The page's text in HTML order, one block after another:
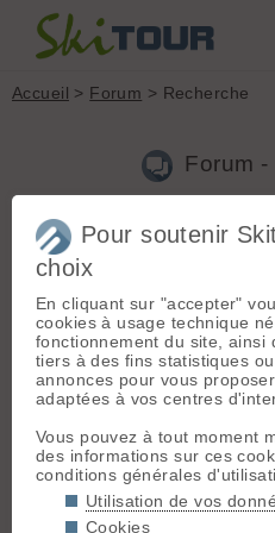
Accueil > Forum > Recherche
Forum
Nouveau sujet|Voir tous les
63 résultats
évolution et avenir des
rando : votre avis (Dawa le
Bonjour J'ai été un très
surfréquentation qu'une
consulte ST juste pour savoir
existe maintenant,tout un public
Salomon MTN Summit Pro
29.01.2024 à 12:17)
Hello Je viens d'acheter des
Pour soutenir
choix
En cliquant sur "accepter"
cookies à usage technique
fonctionnement du site, ainsi
tiers à des fins statistiques
annonces pour vous
adaptées à vos centres
Vous pouvez à tout moment
des informations sur ces
conditions générales
Utilisation de vos
Cookies